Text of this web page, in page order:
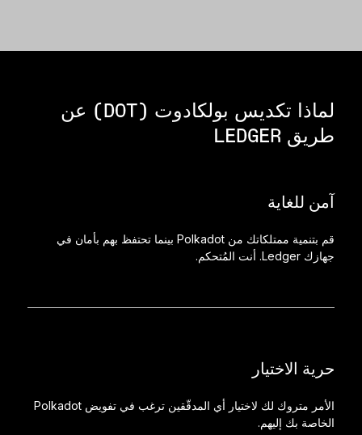
لماذا تكديس بولكادوت (DOT) عن
طريق LEDGER
آمن للغاية
قم بتنمية ممتلكاتك من Polkadot بينما تحتفظ بهم بأمان في
جهازك Ledger. أنت المُتحكم.
حرية الاختيار
الأمر متروك لك لاختيار أي المدقّقين ترغب في تفويض Polkadot
الخاصة بك إليهم.